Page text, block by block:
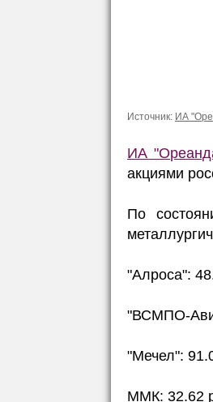
Источник: ИА
ИА
акциями
По
"Алроса":
"ВСМПО-
"Мечел":
ММК: 32.62